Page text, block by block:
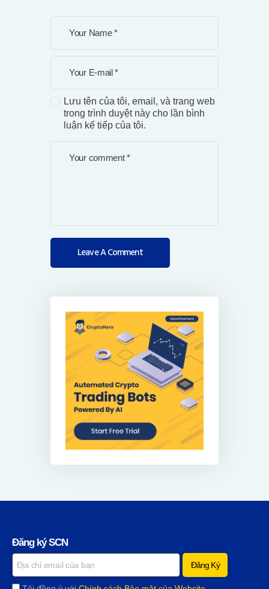
Lưu tên của tôi, email, và trang web
trong trình duyệt này cho lần bình
luận kế tiếp của tôi.
Đăng ký SCN